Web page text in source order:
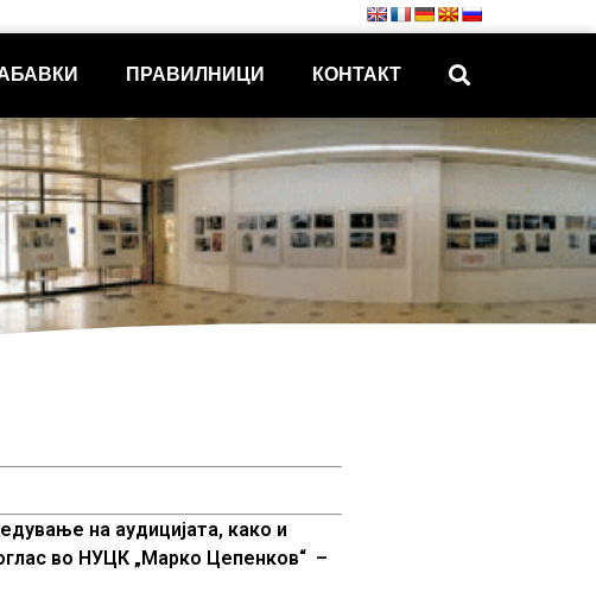
ПРАВИЛНИЦИ КОНТАКТ
на аудицијата, како и
во НУЦК „Марко Цепенков“ –